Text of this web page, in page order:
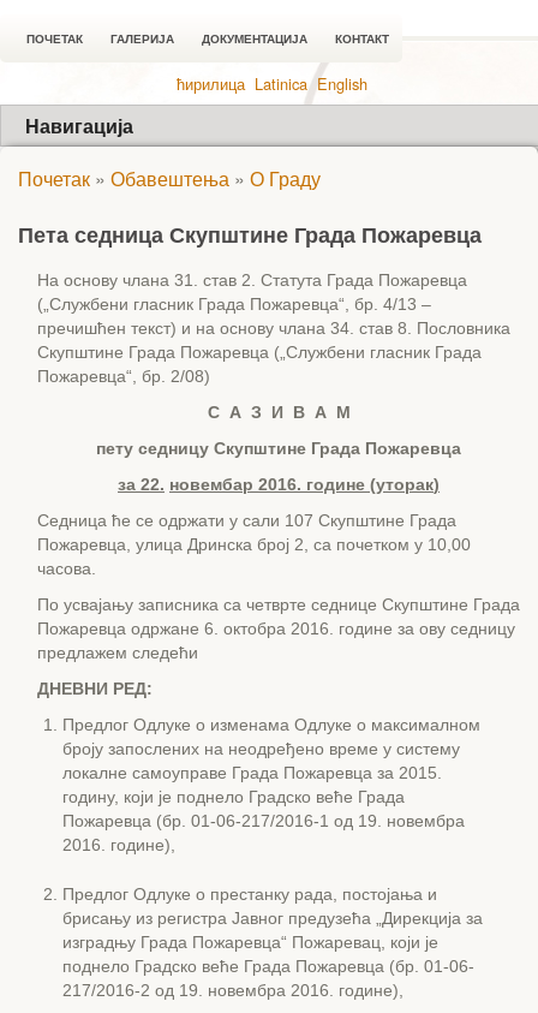
ПОЧЕТАК ГАЛЕРИЈА ДОКУМЕНТАЦИЈА КОНТАКТ
ћирилица Latinica English
Навигација
Почетак » Обавештења » О Граду
Пета седница Скупштине Града Пожаревца
На основу члана 31. став 2. Статута Града Пожаревца
(„Службени гласник Града Пожаревца“, бр. 4/13 –
пречишћен текст) и на основу члана 34. став 8. Пословника
Скупштине Града Пожаревца („Службени гласник Града
Пожаревца“, бр. 2/08)
С А З И В А М
пету седницу Скупштине Града Пожаревца
за 22. новембар 2016. године (уторак)
Седница ће се одржати у сали 107 Скупштине Града
Пожаревца, улица Дринска број 2, са почетком у 10,00
часова.
По усвајању записника са четврте седнице Скупштине Града
Пожаревца одржане 6. октобра 2016. године за ову седницу
предлажем следећи
ДНЕВНИ РЕД:
Предлог Одлуке о изменама Одлуке о максималном
броју запослених на неодређено време у систему
локалне самоуправе Града Пожаревца за 2015.
годину, који је поднело Градско веће Града
Пожаревца (бр. 01-06-217/2016-1 од 19. новембра
2016. године),
Предлог Одлуке о престанку рада, постојања и
брисању из регистра Јавног предузећа „Дирекција за
изградњу Града Пожаревца“ Пожаревац, који је
поднело Градско веће Града Пожаревца (бр. 01-06-
217/2016-2 од 19. новембра 2016. године),